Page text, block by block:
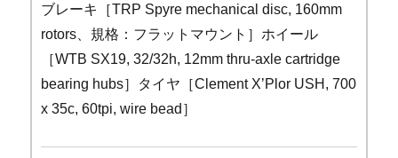
ブレーキ［TRP Spyre mechanical disc, 160mm
rotors、規格：フラットマウント］ホイール
［WTB SX19, 32/32h, 12mm thru-axle cartridge
bearing hubs］タイヤ［Clement X’Plor USH, 700
x 35c, 60tpi, wire bead］